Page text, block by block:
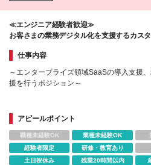
≪エンジニア経験者歓迎≫
お客さまの業務デジタル化を支援するカス
仕事内容
～エンタープライズ領域SaaSの導入支援
援を行うポジション～
アピールポイント
職種未経験OK 業種未経験OK
経験者限定
研修・教育あり
土日祝休み
残業20時間以内